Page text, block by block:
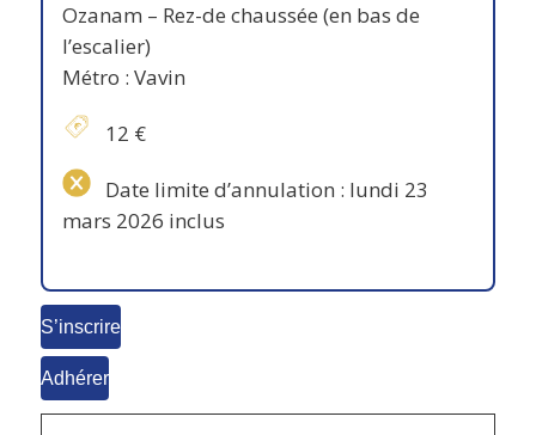
Ozanam – Rez-de chaussée (en bas de
l’escalier)
Métro : Vavin
12 €
Date limite d’annulation : lundi 23
mars 2026 inclus
S’inscrire
Adhérer